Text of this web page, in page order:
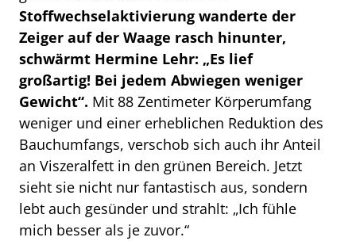
Stoffwechselaktivierung wanderte der
Zeiger auf der Waage rasch hinunter,
schwärmt Hermine Lehr: „Es lief
großartig! Bei jedem Abwiegen weniger
Gewicht“. Mit 88 Zentimeter Körperumfang
weniger und einer erheblichen Reduktion des
Bauchumfangs, verschob sich auch ihr Anteil
an Viszeralfett in den grünen Bereich. Jetzt
sieht sie nicht nur fantastisch aus, sondern
lebt auch gesünder und strahlt: „Ich fühle
mich besser als je zuvor.“